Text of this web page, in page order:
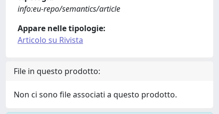
info:eu-repo/semantics/article
Appare nelle tipologie:
Articolo su Rivista
File in questo prodotto:
Non ci sono file associati a questo prodotto.